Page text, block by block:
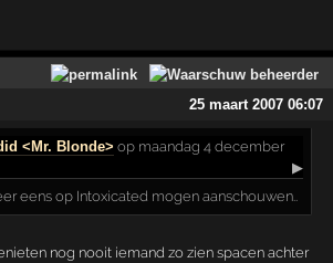
25 maart 2007 06:07
<Mr. Blonde> op maandag 4 december
▶
eens op Intoxicated mogen aanschouwen..
nog nooit iemand zo zien spacen achter